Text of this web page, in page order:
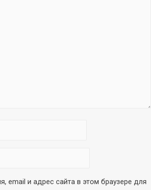
email и адрес сайта в этом браузере для